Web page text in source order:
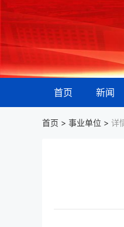
首页 新闻
首页 > 事业单位 > 详